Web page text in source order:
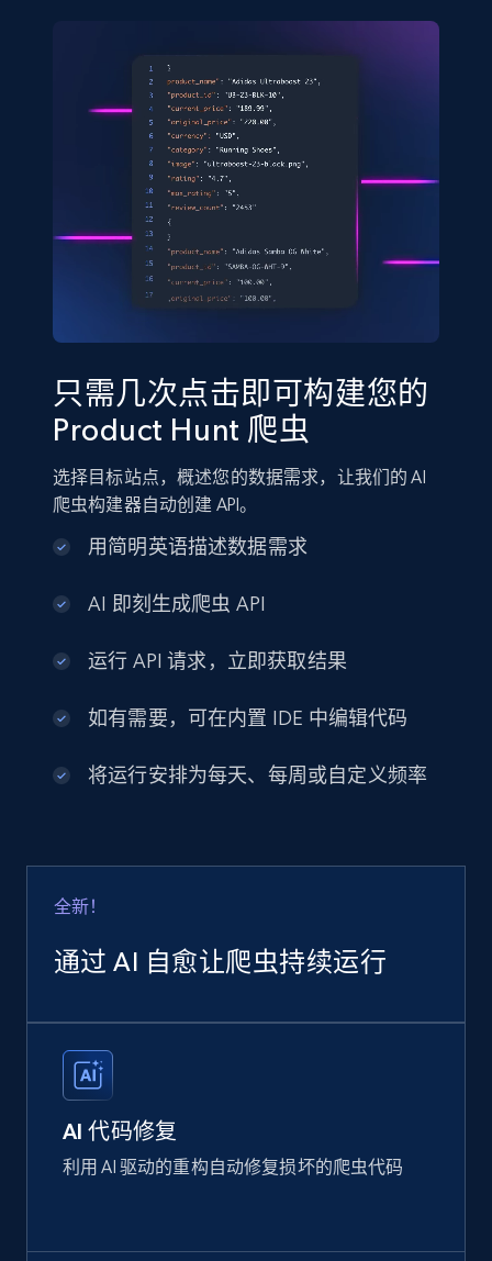
只需几次点击即可构建您的
Product Hunt 爬虫
选择目标站点，概述您的数据需求，让我们的 AI
爬虫构建器自动创建 API。
用简明英语描述数据需求
AI 即刻生成爬虫 API
运行 API 请求，立即获取结果
如有需要，可在内置 IDE 中编辑代码
将运行安排为每天、每周或自定义频率
全新！
通过 AI 自愈让爬虫持续运行
AI 代码修复
利用 AI 驱动的重构自动修复损坏的爬虫代码